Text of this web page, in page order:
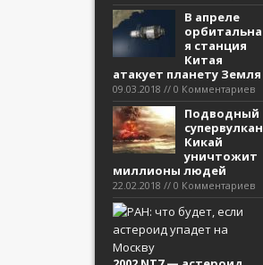
В апреле
орбитальна
я станция
Китая
атакует планету Земля
09.03.2018 // 0 Комментариев
Подводный
супервулкан
Кикай
уничтожит
миллионы людей
22.02.2018 // 0 Комментариев